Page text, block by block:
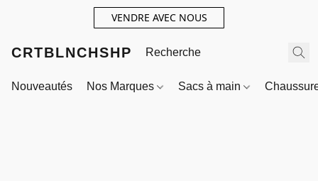
VENDRE AVEC NOUS
CRTBLNCHSHP
Nouveautés Nos Marques Sacs à main